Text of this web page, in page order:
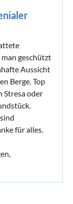
geschützt
Aussicht
Berge. Top
Stresa oder
für alles.